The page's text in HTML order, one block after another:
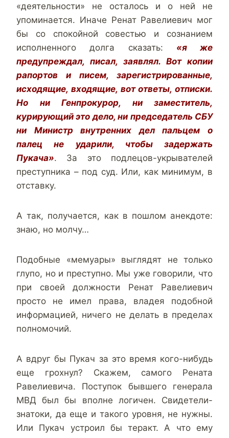
«деятельности» не осталось и о ней не
упоминается. Иначе Ренат Равелиевич мог
бы со спокойной совестью и сознанием
исполненного долга сказать: «я же
предупреждал, писал, заявлял. Вот копии
рапортов и писем, зарегистрированные,
исходящие, входящие, вот ответы, отписки.
Но ни Генпрокурор, ни заместитель,
курирующий это дело, ни председатель СБУ
ни Министр внутренних дел пальцем о
палец не ударили, чтобы задержать
Пукача». За это подлецов-укрывателей
преступника – под суд. Или, как минимум, в
отставку.
А так, получается, как в пошлом анекдоте:
знаю, но молчу…
Подобные «мемуары» выглядят не только
глупо, но и преступно. Мы уже говорили, что
при своей должности Ренат Равелиевич
просто не имел права, владея подобной
информацией, ничего не делать в пределах
полномочий.
А вдруг бы Пукач за это время кого-нибудь
еще грохнул? Скажем, самого Рената
Равелиевича. Поступок бывшего генерала
МВД был бы вполне логичен. Свидетели-
знатоки, да еще и такого уровня, не нужны.
Или Пукач устроил бы теракт. А что ему